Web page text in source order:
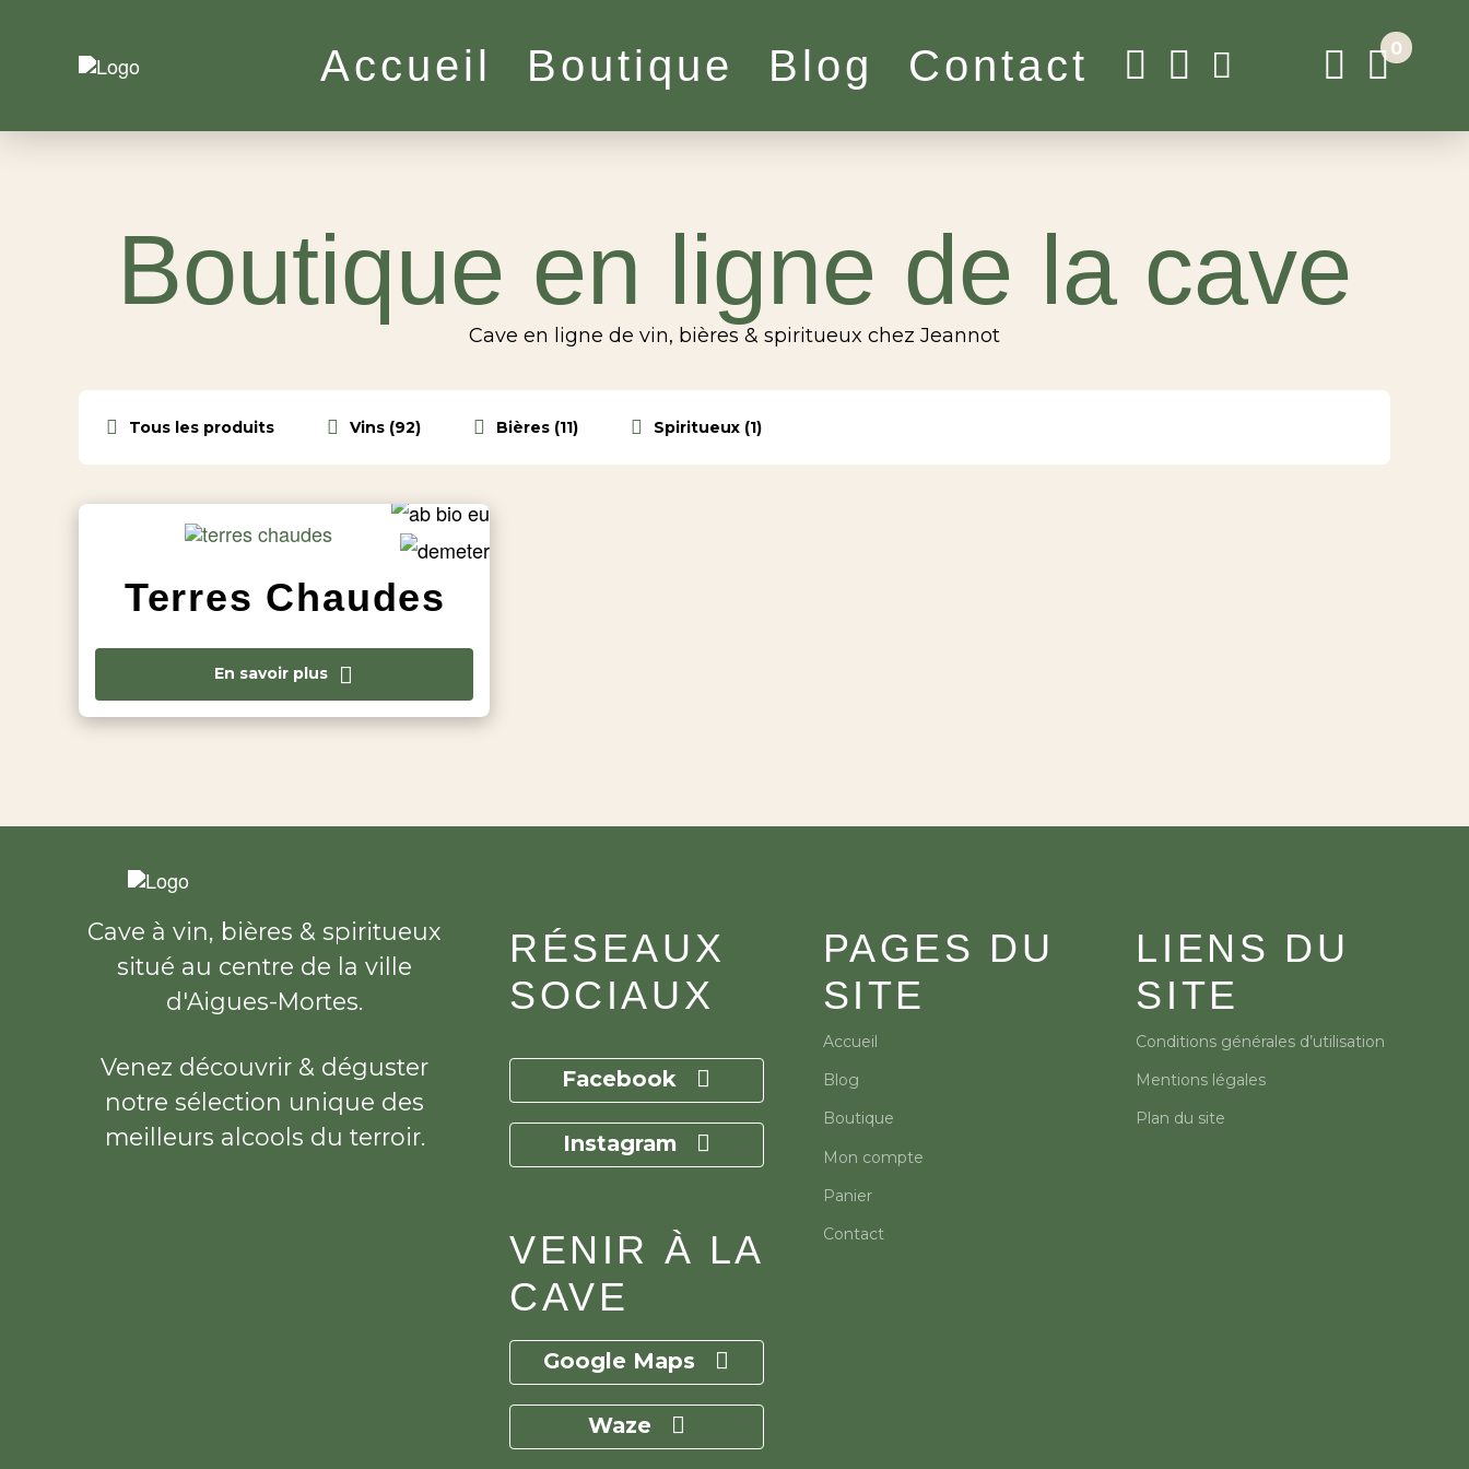
Accueil Boutique Blog Contact 0
Boutique en ligne de la cave
Cave en ligne de vin, bières & spiritueux chez Jeannot
Tous les produits Vins (92) Bières (11) Spiritueux (1)
Terres Chaudes
En savoir plus
Cave à vin, bières & spiritueux
situé au centre de la ville
d'Aigues-Mortes.
Venez découvrir & déguster
notre sélection unique des
meilleurs alcools du terroir.
RÉSEAUX
SOCIAUX
Facebook
Instagram
VENIR À LA
CAVE
Google Maps
Waze
PAGES DU
SITE
Accueil
Blog
Boutique
Mon compte
Panier
Contact
LIENS DU
SITE
Conditions générales d’utilisation
Mentions légales
Plan du site